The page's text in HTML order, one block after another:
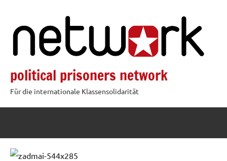
springen
political prisoners network
Für die internationale Klassensolidarität